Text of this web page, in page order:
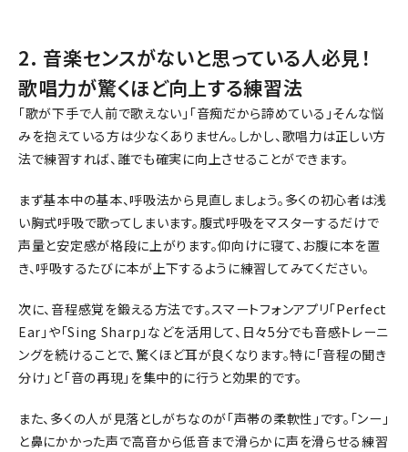
2. 音楽センスがないと思っている人必見！
歌唱力が驚くほど向上する練習法
「歌が下手で人前で歌えない」「音痴だから諦めている」そんな悩
みを抱えている方は少なくありません。しかし、歌唱力は正しい方
法で練習すれば、誰でも確実に向上させることができます。
まず基本中の基本、呼吸法から見直しましょう。多くの初心者は浅
い胸式呼吸で歌ってしまいます。腹式呼吸をマスターするだけで
声量と安定感が格段に上がります。仰向けに寝て、お腹に本を置
き、呼吸するたびに本が上下するように練習してみてください。
次に、音程感覚を鍛える方法です。スマートフォンアプリ「Perfect
Ear」や「Sing Sharp」などを活用して、日々5分でも音感トレーニ
ングを続けることで、驚くほど耳が良くなります。特に「音程の聞き
分け」と「音の再現」を集中的に行うと効果的です。
また、多くの人が見落としがちなのが「声帯の柔軟性」です。「ンー」
と鼻にかかった声で高音から低音まで滑らかに声を滑らせる練習